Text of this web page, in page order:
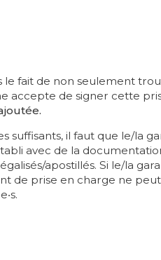
le fait de non seulement
accepte de signer cette
suffisants, il faut que le/la
avec de la
apostillés. Si le/la
de prise en charge ne